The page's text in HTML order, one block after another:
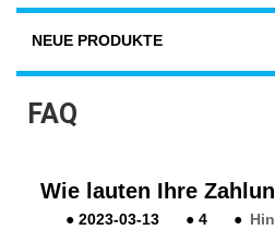
NEUE PRODUKTE
FAQ
Wie lauten Ihre
● 2023-03-13 ● 4 ●